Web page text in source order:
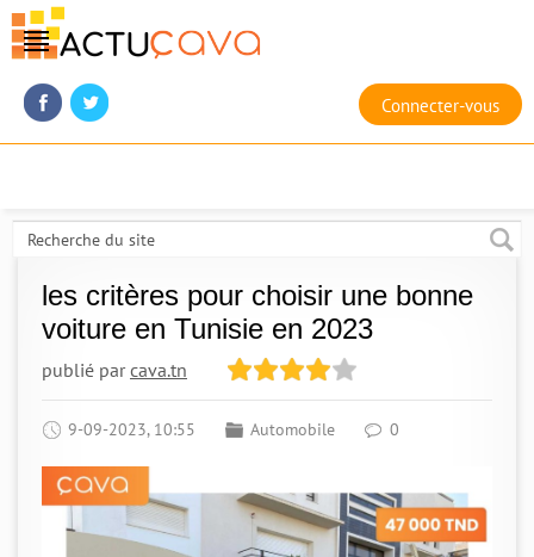
Connecter-vous
les critères pour choisir une bonne
voiture en Tunisie en 2023
publié parcava.tn
9-09-2023, 10:55 Automobile 0